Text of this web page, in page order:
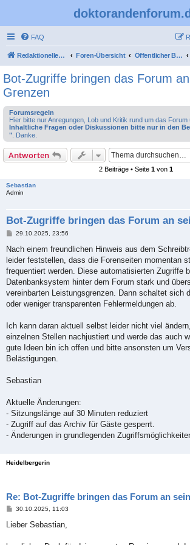
FAQ
Redaktioneller Teil Foren-Übersicht Öffentlicher Bereich
Bot-Zugriffe bringen das Forum
Grenzen
Forumsregeln
Hier bitte nur Anregungen, Lob und Kritik rund um das Forum
Inhaltliche Fragen oder Diskussionen bitte nur in den
" . Danke.
Antworten
2 Beiträge • Seite 1 von 1
Sebastian
Admin
Bot-Zugriffe bringen das Forum an
B
i
r
a
29.10.2025, 23:56
Nach einem freundlichen Hinweis aus dem
leider feststellen, dass die Forenseiten momentan
frequentiert werden. Diese automatisierten Zugriffe
Datenbanksystem hinter dem Forum stark und
vereinbarten Leistungsgrenzen. Dann schaltet sich
oder weniger transparenten Fehlermeldungen ab.
Ich kann daran aktuell selbst leider nicht viel
einzelnen Stellen nachjustiert und werde das auch
gute Ideen bin ich offen und bitte ansonsten um
Belästigungen.
Sebastian
Aktuelle Änderungen:
- Sitzungslänge auf 30 Minuten reduziert
- Zugriff auf das Archiv für Gäste gesperrt.
- Änderungen in grundlegenden
Heidelbergerin
Re: Bot-Zugriffe bringen das Forum an
B
i
30.10.2025, 11:03
Lieber Sebastian,